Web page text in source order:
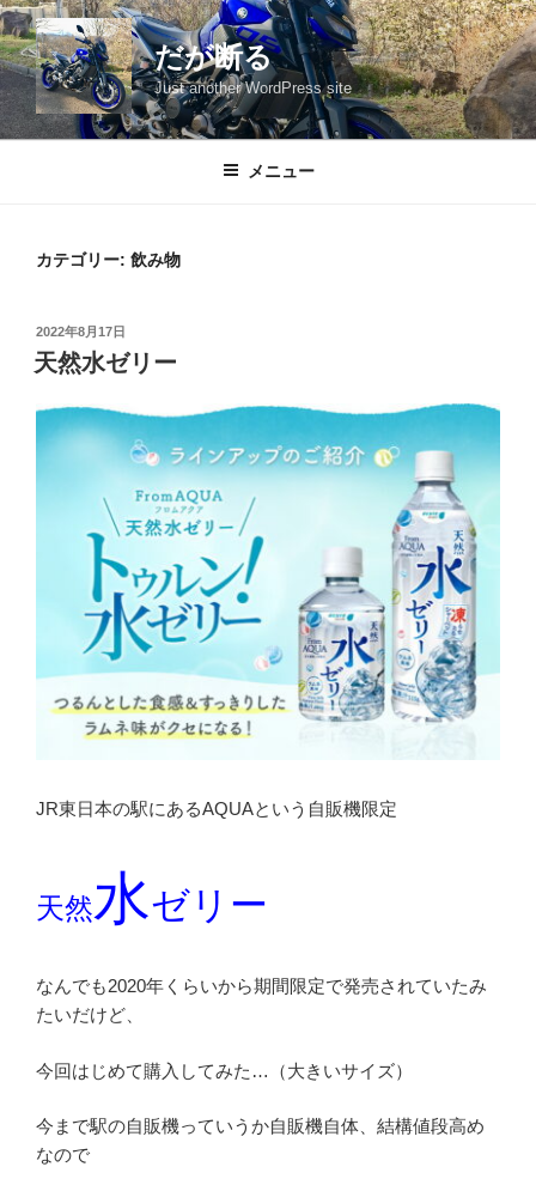
コ
ン
テ
ン
ツ
だが断る
Just another WordPress site
メニュー
カテゴリー: 飲み物
投
稿
日:
2022年8月17日
天然水ゼリー
JR東日本の駅にあるAQUAという自販機限定
天然水ゼリー
なんでも2020年くらいから期間限定で発売されていたみ
たいだけど、
今回はじめて購入してみた…（大きいサイズ）
今まで駅の自販機っていうか自販機自体、結構値段高め
なので